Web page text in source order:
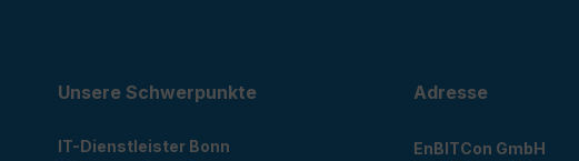
Unsere Schwerpunkte
IT-Dienstleister Bonn
Adresse
EnBITCon GmbH